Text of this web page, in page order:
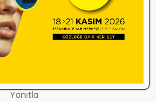
savunması yok. yasakta olsa
optiğe yetmiştir. zaten
almış demektir. sağolsun
kalıyo. malesef,laf var
kolla çalışan emekçilere
Yanıtla